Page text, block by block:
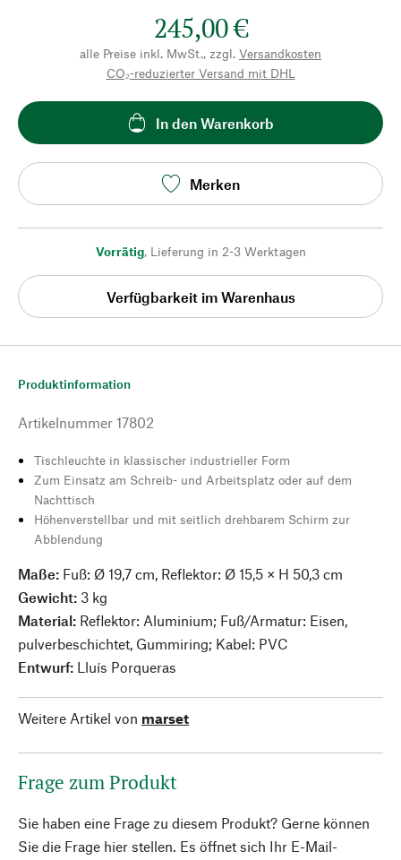
245,00 €
alle Preise inkl. MwSt., zzgl. Versandkosten
CO₂-reduzierter Versand mit DHL
In den Warenkorb
Merken
Vorrätig, Lieferung in 2-3 Werktagen
Verfügbarkeit im Warenhaus
Produktinformation
Artikelnummer 17802
Tischleuchte in klassischer industrieller Form
Zum Einsatz am Schreib- und Arbeitsplatz oder auf dem
Nachttisch
Höhenverstellbar und mit seitlich drehbarem Schirm zur
Abblendung
Maße: Fuß: Ø 19,7 cm, Reflektor: Ø 15,5 × H 50,3 cm
Gewicht: 3 kg
Material: Reflektor: Aluminium; Fuß/Armatur: Eisen,
pulverbeschichtet, Gummiring; Kabel: PVC
Entwurf: Lluís Porqueras
Weitere Artikel von marset
Frage zum Produkt
Sie haben eine Frage zu diesem Produkt? Gerne können
Sie die Frage hier stellen. Es öffnet sich Ihr E-Mail-